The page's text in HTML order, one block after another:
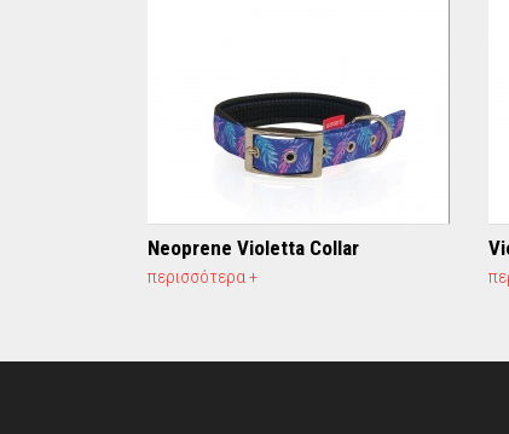
Neoprene Violetta Collar
περισσότερα +